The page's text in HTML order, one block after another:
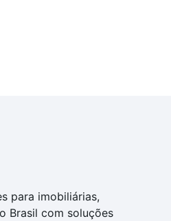
para imobiliárias,
Brasil com soluções